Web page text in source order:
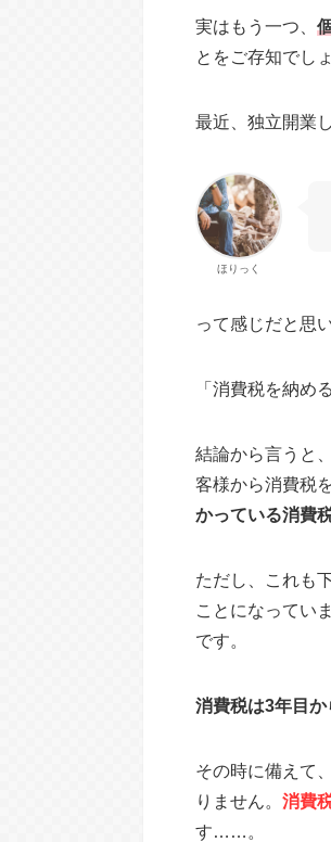
実はもう一つ、
とをご存知でし
最近、独立開業
ほりっく
って感じだと思
「消費税を納め
結論から言うと
客様から消費税
かっている消費
ただし、これも
ことになってい
です。
消費税は3年目
その時に備えて
りません。 消費
す……。